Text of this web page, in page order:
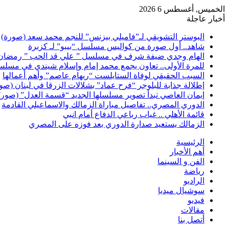
الخميس, أغسطس 6 2026
أخبار عاجلة
البوستر التشويقي لـ”فاميلي بيزنس” للنجم محمد سعد (صورة)
شاهد.. أول صورة من كواليس مسلسل “بيبو” لـ كزبرة
الهام وجدي ضيفة شرف في مسلسل ” علي قد الحب ” رمضان
للمرة الأولى.. تعاون يجمع محمد إمام وإسلام شيندي في
السبب الحقيقي لوفاة الستايلست “ريهام عاصم” وأهم أعمالها
إطلالة جذابة للبلوجر “فرح عماد” بشلالات الزرقا في لبنان
إيمان العاصي تبدأ تصوير مسلسلها الجديد “قسمة العدل”
الدوري المصري.. تفاصيل مباراة الزمالك والاسماعيلي القادمة
قائمة الأهلي .. غياب رباعي الدفاع أمام انبي
الزمالك يستعيد صدارة الدوري بعد فوزه على المصري
الرئيسية
أهم الأخبار
الفن و السينما
رياضة
الراديو
سوشيال ميديا
فيديو
مقالات
أتصل بنا